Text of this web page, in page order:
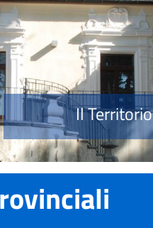
Il Territorio